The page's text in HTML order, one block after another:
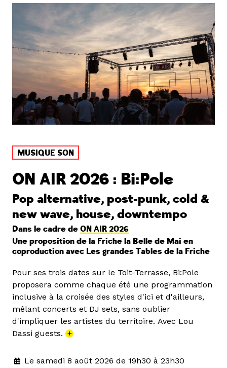
MUSIQUE SON
ON AIR 2026 : Bi:Pole
Pop alternative, post-punk, cold &
new wave, house, downtempo
Dans le cadre de ON AIR 2026
Une proposition de la Friche la Belle de Mai en
coproduction avec Les grandes Tables de la Friche
Pour ses trois dates sur le Toit-Terrasse, Bi:Pole
proposera comme chaque été une programmation
inclusive à la croisée des styles d'ici et d'ailleurs,
mêlant concerts et DJ sets, sans oublier
d'impliquer les artistes du territoire. Avec Lou
Dassi guests. +
Le samedi 8 août 2026 de 19h30 à 23h30